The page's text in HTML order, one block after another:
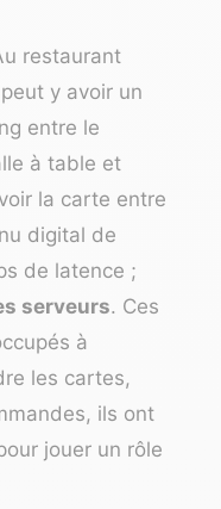
restaurant
y avoir un
entre le
à table et
la carte entre
digital de
de latence ;
serveurs. Ces
à
les cartes,
ils ont
jouer un rôle